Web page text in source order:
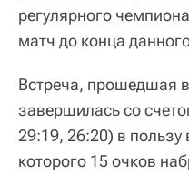
регулярного
матч до конца
Встреча, прошедшая
завершилась со
29:19, 26:20) в
которого 15 очков